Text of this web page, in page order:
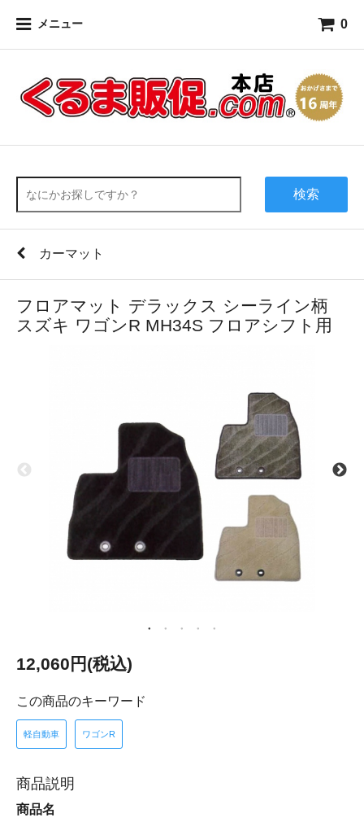
メニュー 0
検索
カーマット
フロアマット デラックス シーライン柄
スズキ ワゴンR MH34S フロアシフト用
12,060円(税込)
この商品のキーワード
軽自動車 ワゴンR
商品説明
商品名